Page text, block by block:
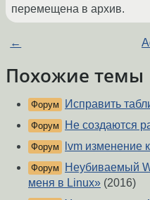
перемещена в архив.
←
Похожие темы
Форум Исправить
Форум Не создаются
Форум lvm изменение
Форум
Неубиваемый
меня в Linux» (2016)